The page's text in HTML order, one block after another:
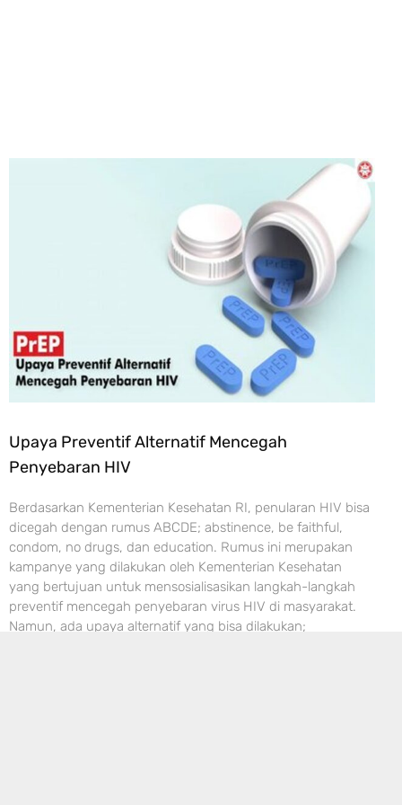
Upaya Preventif Alternatif Mencegah
Penyebaran HIV
Berdasarkan Kementerian Kesehatan RI, penularan HIV bisa
dicegah dengan rumus ABCDE; abstinence, be faithful,
condom, no drugs, dan education. Rumus ini merupakan
kampanye yang dilakukan oleh Kementerian Kesehatan
yang bertujuan untuk mensosialisasikan langkah-langkah
preventif mencegah penyebaran virus HIV di masyarakat.
Namun, ada upaya alternatif yang bisa dilakukan;